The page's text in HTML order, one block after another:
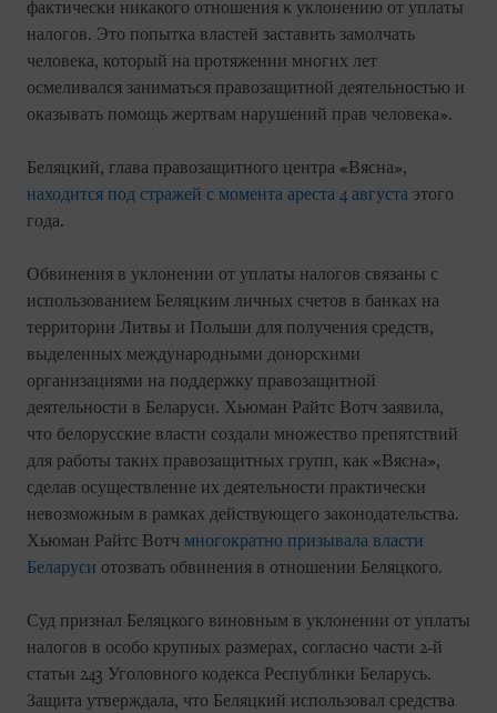
фактически никакого отношения к уклонению от уплаты
налогов. Это попытка властей заставить замолчать
человека, который на протяжении многих лет
осмеливался заниматься правозащитной деятельностью и
оказывать помощь жертвам нарушений прав человека».
Беляцкий, глава правозащитного центра «Вясна»,
находится под стражей с момента ареста 4 августа этого
года.
Обвинения в уклонении от уплаты налогов связаны с
использованием Беляцким личных счетов в банках на
территории Литвы и Польши для получения средств,
выделенных международными донорскими
организациями на поддержку правозащитной
деятельности в Беларуси. Хьюман Райтс Вотч заявила,
что белорусские власти создали множество препятствий
для работы таких правозащитных групп, как «Вясна»,
сделав осуществление их деятельности практически
невозможным в рамках действующего законодательства.
Хьюман Райтс Вотч многократно призывала власти
Беларуси отозвать обвинения в отношении Беляцкого.
Суд признал Беляцкого виновным в уклонении от уплаты
налогов в особо крупных размерах, согласно части 2-й
статьи 243 Уголовного кодекса Республики Беларусь.
Защита утверждала, что Беляцкий использовал средства